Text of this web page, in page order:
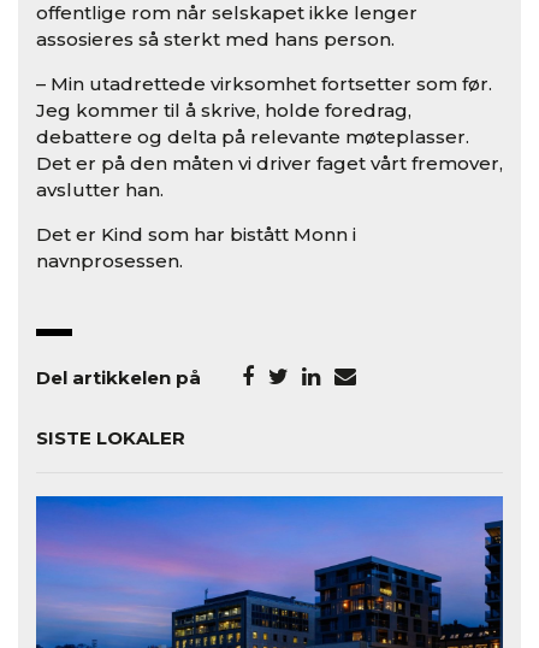
offentlige rom når selskapet ikke lenger
assosieres så sterkt med hans person.
– Min utadrettede virksomhet fortsetter som før.
Jeg kommer til å skrive, holde foredrag,
debattere og delta på relevante møteplasser.
Det er på den måten vi driver faget vårt fremover,
avslutter han.
Det er Kind som har bistått Monn i
navnprosessen.
Del artikkelen på
SISTE LOKALER